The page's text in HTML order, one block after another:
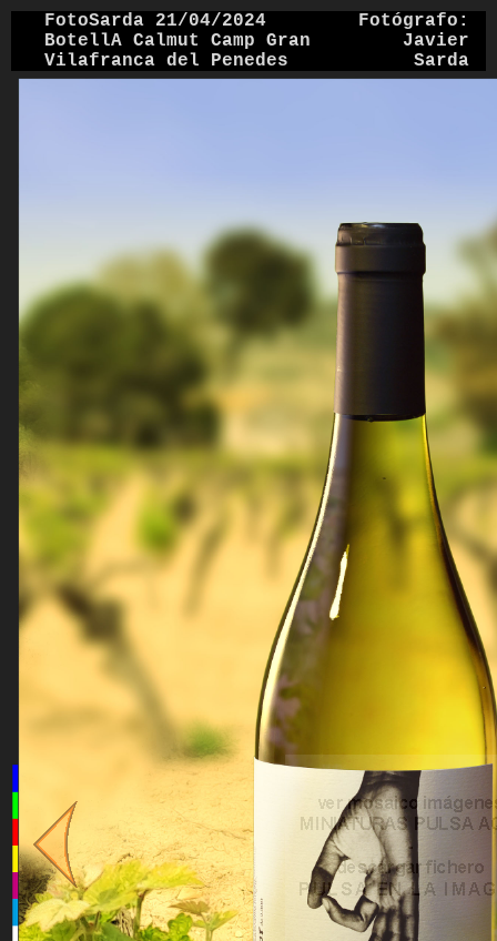
FotoSarda 21/04/2024
BotellA Calmut Camp Gran
Vilafranca del Penedes
Fotógrafo:
Javier
Sarda